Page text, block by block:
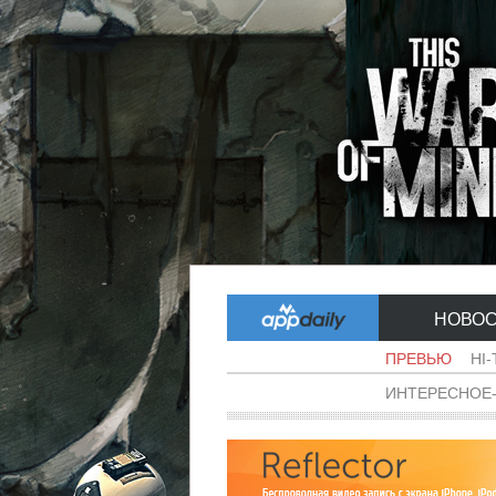
ПРЕВЬЮ HI-